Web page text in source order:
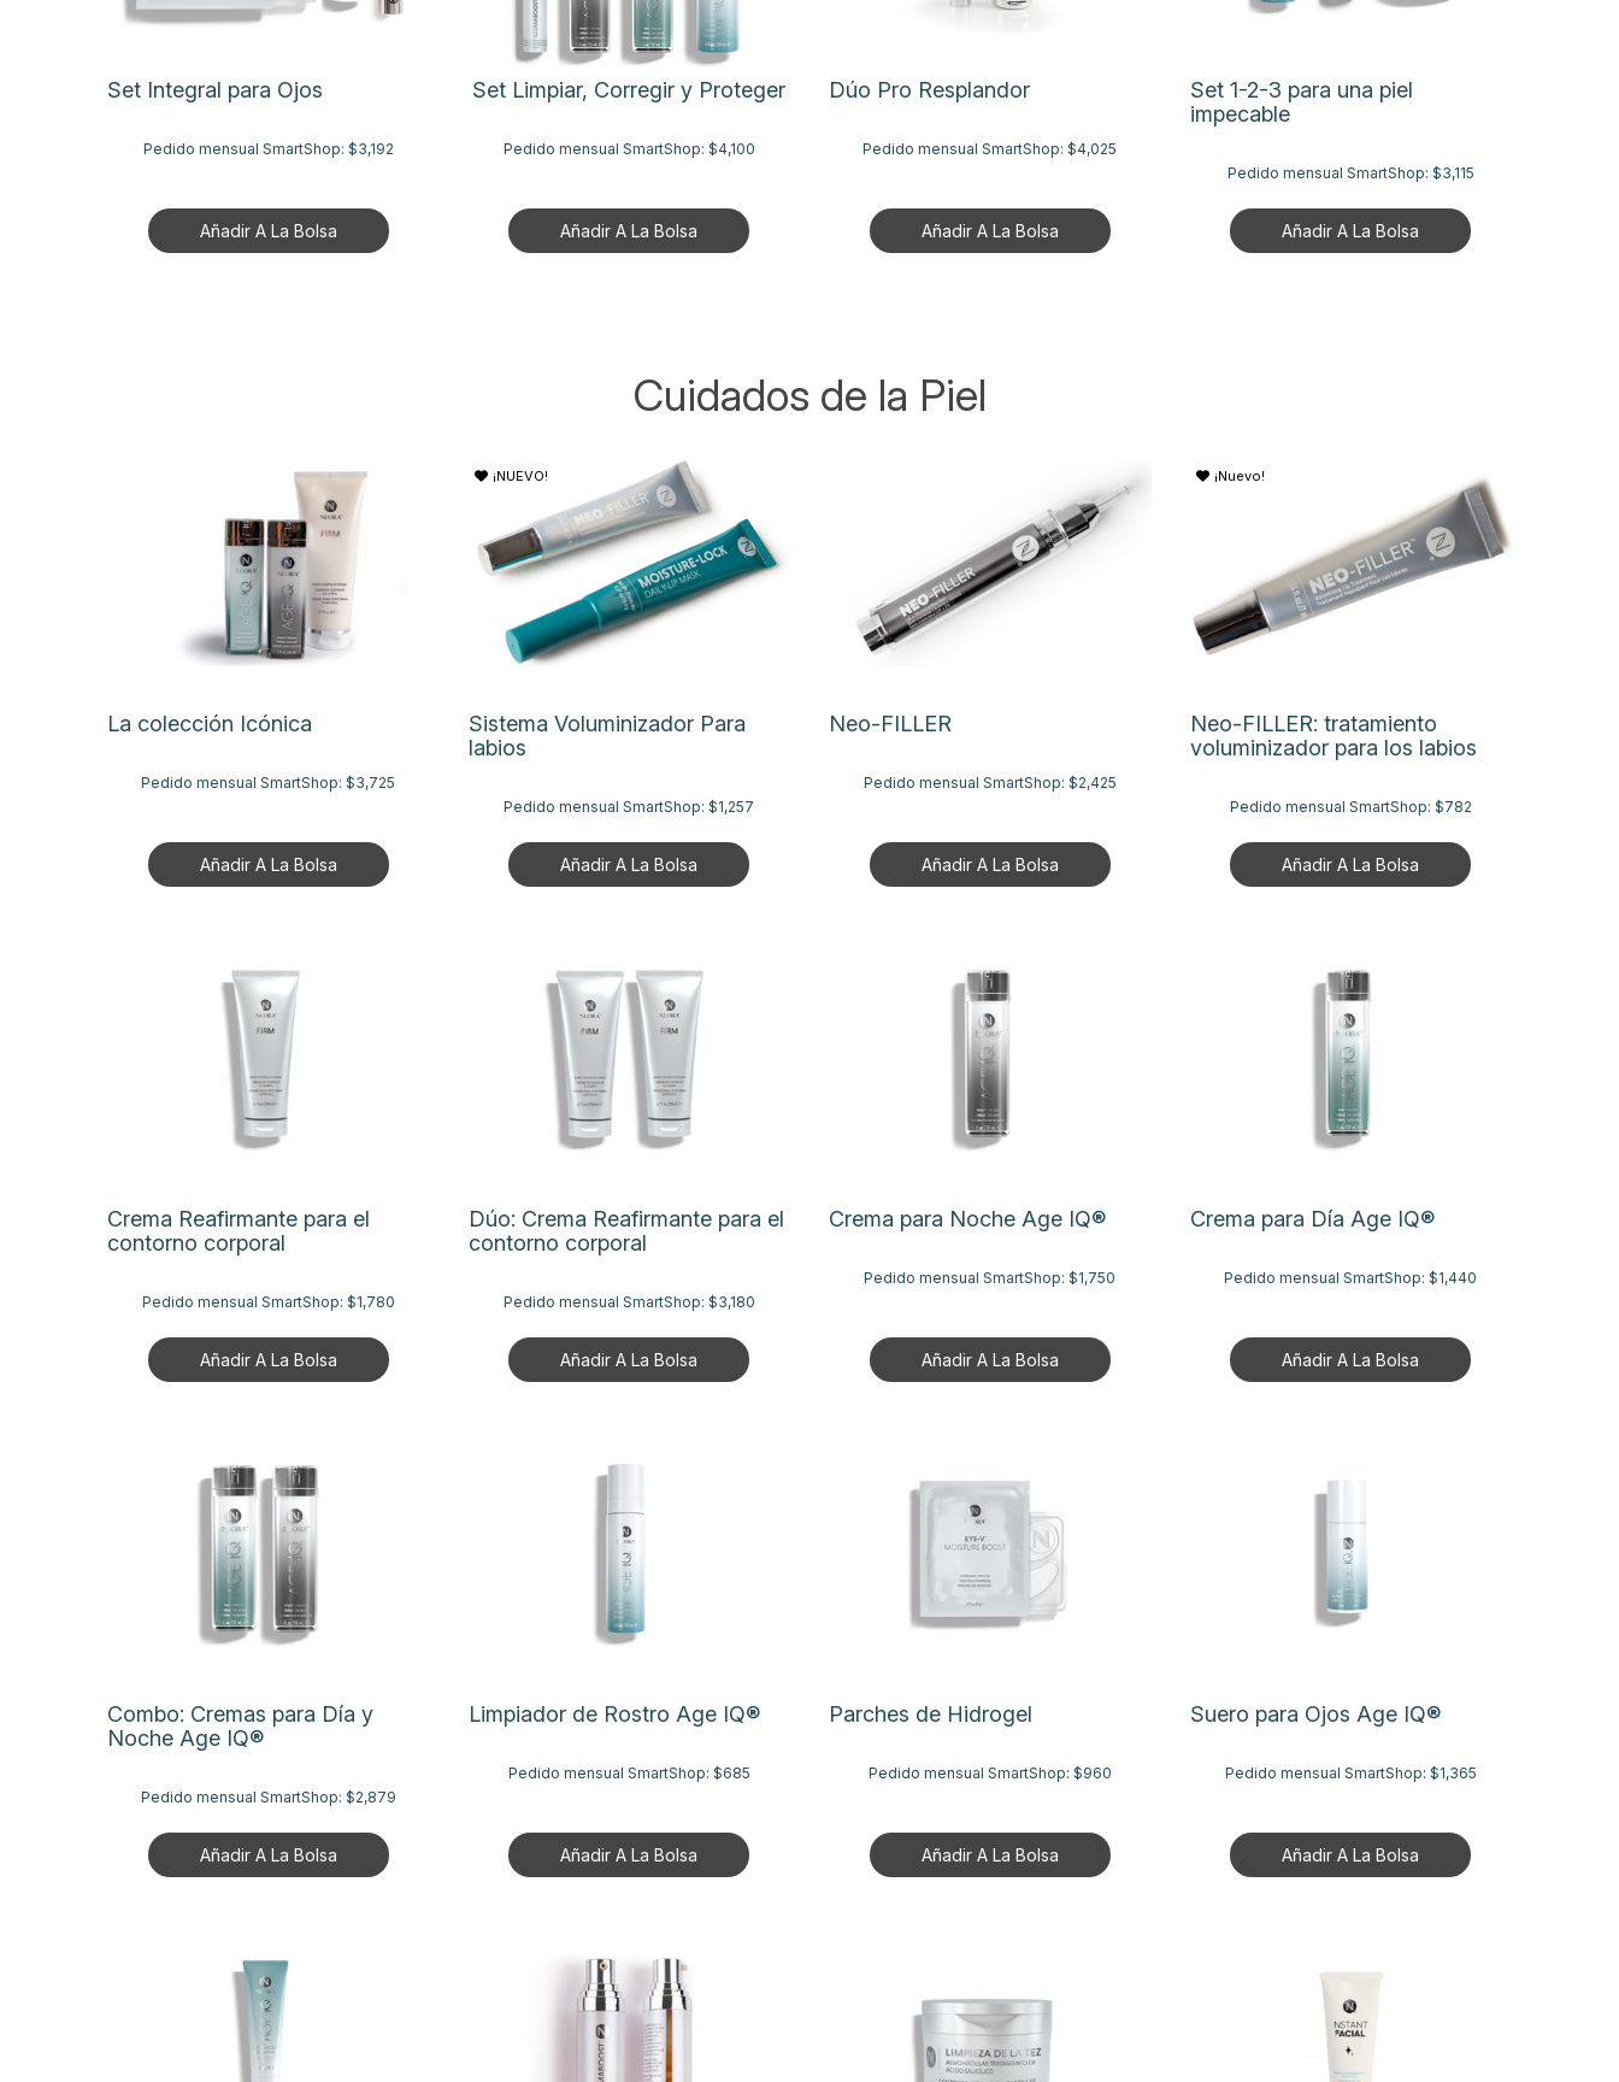
Set Integral para Ojos
Pedido mensual SmartShop: $3,192
Añadir A La Bolsa
Set Limpiar, Corregir y Proteger
Pedido mensual SmartShop: $4,100
Añadir A La Bolsa
Dúo Pro Resplandor
Pedido mensual SmartShop:$4,025
Añadir A La Bolsa
Set 1-2-3 para una piel
impecable
Pedido mensual SmartShop: $3,115
Añadir A La Bolsa
Cuidados de la Piel
La colección Icónica
Pedido mensual SmartShop:$3,725
Añadir A La Bolsa
¡NUEVO!
Sistema Voluminizador Para
labios
Pedido mensual SmartShop:$1,257
Añadir A La Bolsa
Neo-FILLER
Pedido mensual SmartShop: $2,425
Añadir A La Bolsa
¡Nuevo!
Neo-FILLER: tratamiento
voluminizador para los labios
Pedido mensual SmartShop: $782
Añadir A La Bolsa
Crema Reafirmante para el
contorno corporal
Pedido mensual SmartShop: $1,780
Añadir A La Bolsa
Dúo: Crema Reafirmante para el
contorno corporal
Pedido mensual SmartShop: $3,180
Añadir A La Bolsa
Crema para Noche Age IQ®
Pedido mensual SmartShop:$1,750
Añadir A La Bolsa
Crema para Día Age IQ®
Pedido mensual SmartShop:$1,440
Añadir A La Bolsa
Combo: Cremas para Día y
Noche Age IQ®
Pedido mensual SmartShop: $2,879
Añadir A La Bolsa
Limpiador de Rostro Age IQ®
Pedido mensual SmartShop: $685
Añadir A La Bolsa
Parches de Hidrogel
Pedido mensual SmartShop: $960
Añadir A La Bolsa
Suero para Ojos Age IQ®
Pedido mensual SmartShop: $1,365
Añadir A La Bolsa